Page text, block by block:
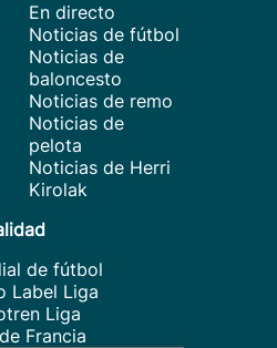
En directo
Noticias de fútbol
Noticias de
baloncesto
Noticias de remo
Noticias de
pelota
Noticias de Herri
Kirolak
de fútbol
Label Liga
Liga
Francia